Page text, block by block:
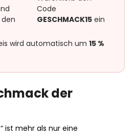
den
Code
GESCHMACK15 ein
wird automatisch um 15 %
der
ist mehr als nur eine